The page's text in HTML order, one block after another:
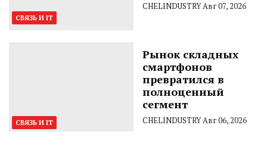
СВЯЗЬ И IT
CHELINDUSTRYАвг 07, 2026
СВЯЗЬ И IT
Рынок складных
смартфонов
превратился в
полноценный
сегмент
CHELINDUSTRYАвг 06, 2026